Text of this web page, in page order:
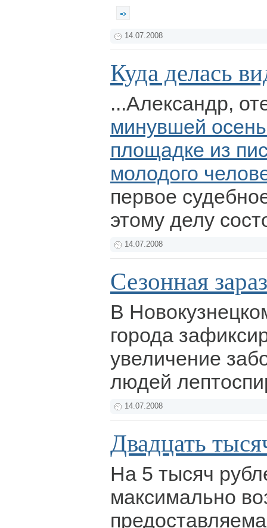
14.07.2008
Куда делась
...Александр,
минувшей
площадке из
молодого
первое
этому делу
14.07.2008
Сезонная
В
города
увеличение
людей
14.07.2008
Двадцать
На 5 тысяч
максимально